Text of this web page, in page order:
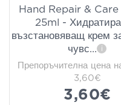
Hand Repair &
25ml -
възстановяващ крем
чувс... i
Препоръчителна цена
3,60€
3,60€